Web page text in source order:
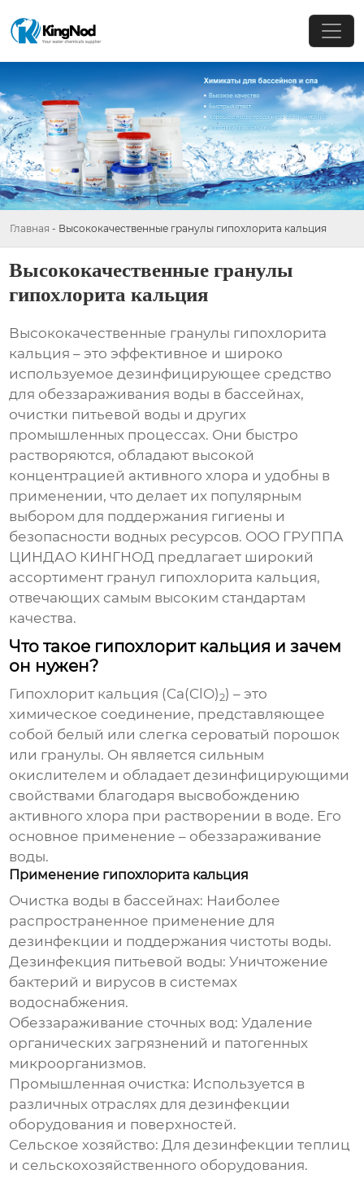
Главная - Высококачественные гранулы гипохлорита кальция
Высококачественные гранулы
гипохлорита кальция
Высококачественные гранулы гипохлорита
кальция – это эффективное и широко
используемое дезинфицирующее средство
для обеззараживания воды в бассейнах,
очистки питьевой воды и других
промышленных процессах. Они быстро
растворяются, обладают высокой
концентрацией активного хлора и удобны в
применении, что делает их популярным
выбором для поддержания гигиены и
безопасности водных ресурсов. ООО ГРУППА
ЦИНДАО КИНГНОД предлагает широкий
ассортимент гранул гипохлорита кальция,
отвечающих самым высоким стандартам
качества.
Что такое гипохлорит кальция и зачем
он нужен?
Гипохлорит кальция (Ca(ClO)2) – это
химическое соединение, представляющее
собой белый или слегка сероватый порошок
или гранулы. Он является сильным
окислителем и обладает дезинфицирующими
свойствами благодаря высвобождению
активного хлора при растворении в воде. Его
основное применение – обеззараживание
воды.
Применение гипохлорита кальция
Очистка воды в бассейнах: Наиболее
распространенное применение для
дезинфекции и поддержания чистоты воды.
Дезинфекция питьевой воды: Уничтожение
бактерий и вирусов в системах
водоснабжения.
Обеззараживание сточных вод: Удаление
органических загрязнений и патогенных
микроорганизмов.
Промышленная очистка: Используется в
различных отраслях для дезинфекции
оборудования и поверхностей.
Сельское хозяйство: Для дезинфекции теплиц
и сельскохозяйственного оборудования.